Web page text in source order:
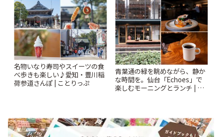
名物いなり寿司やスイーツの食
べ歩きも楽しい♪愛知・豊川稲
荷参道さんぽ | ことりっぷ
青葉通の緑を眺めながら、静か
な時間を。仙台「Echoes」で
楽しむモーニングとランチ | こ